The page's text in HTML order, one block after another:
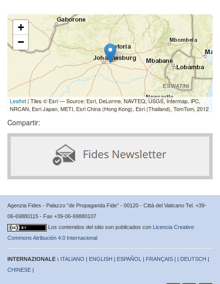
+
−
Leaflet | Tiles © Esri — Source: Esri, DeLorme, NAVTEQ, USGS, Intermap, iPC,
NRCAN, Esri Japan, METI, Esri China (Hong Kong), Esri (Thailand), TomTom, 2012
Compartir:
Agenzia Fides - Palazzo “de Propaganda Fide” - 00120 - Città del Vaticano Tel. +39-
06-69880115 - Fax +39-06-69880107
Los contenidos del sitio son publicados con Licencia Creative
Commons Atribución 4.0 Internacional
INTERNAZIONALE : ITALIANO | ENGLISH | ESPAÑOL | FRANÇAIS | | DEUTSCH |
CHINESE |